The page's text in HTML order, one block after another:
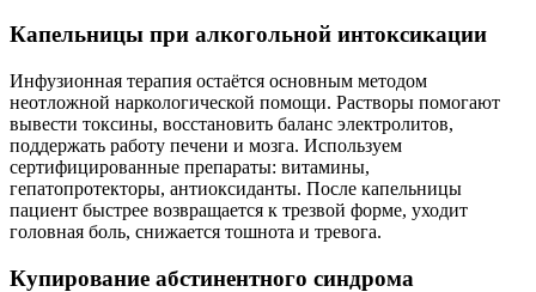
Капельницы при алкогольной интоксикации
Инфузионная терапия остаётся основным методом
неотложной наркологической помощи. Растворы помогают
вывести токсины, восстановить баланс электролитов,
поддержать работу печени и мозга. Используем
сертифицированные препараты: витамины,
гепатопротекторы, антиоксиданты. После капельницы
пациент быстрее возвращается к трезвой форме, уходит
головная боль, снижается тошнота и тревога.
Купирование абстинентного синдрома